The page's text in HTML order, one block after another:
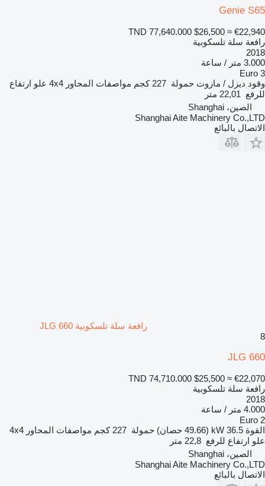
Genie S65
TND 77,640.000 $26,500 ≈ €22,940
رافعة سلة تلسكوبية
2018
3.000 متر / ساعة
Euro 3
وقود ديزل / مازوت حمولة 227 كجم مواصفات المحاور 4x4 علو ارتفاع
للرفع 22,01 متر
الصين، Shanghai
Shanghai Aite Machinery Co.,LTD
الاتصال بالبائع
رافعة سلة تلسكوبية JLG 660
8
JLG 660
TND 74,710.000 $25,500 ≈ €22,070
رافعة سلة تلسكوبية
2018
4.000 متر / ساعة
Euro 2
القوة 36.5 kW (49.66 حصان) حمولة 227 كجم مواصفات المحاور 4x4
علو ارتفاع للرفع 22,8 متر
الصين، Shanghai
Shanghai Aite Machinery Co.,LTD
الاتصال بالبائع